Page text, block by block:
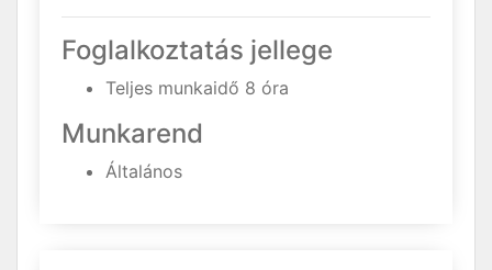
Foglalkoztatás jellege
Teljes munkaidő 8 óra
Munkarend
Általános